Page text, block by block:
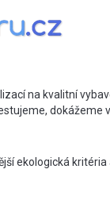
na kvalitní
dokážeme
ekologická kritéria